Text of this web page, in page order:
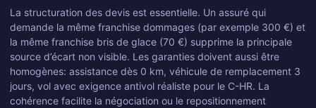
La structuration des devis est essentielle. Un assuré qui
demande la même franchise dommages (par exemple 300 €) et
la même franchise bris de glace (70 €) supprime la principale
source d’écart non visible. Les garanties doivent aussi être
homogènes: assistance dès 0 km, véhicule de remplacement 3
jours, vol avec exigence antivol réaliste pour le C-HR. La
cohérence facilite la négociation ou le repositionnement